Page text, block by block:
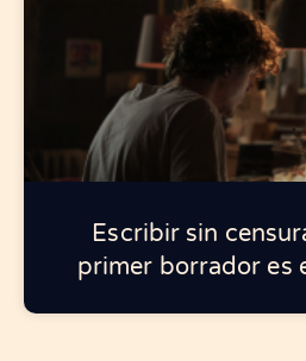
Escribir sin
primer borrador es